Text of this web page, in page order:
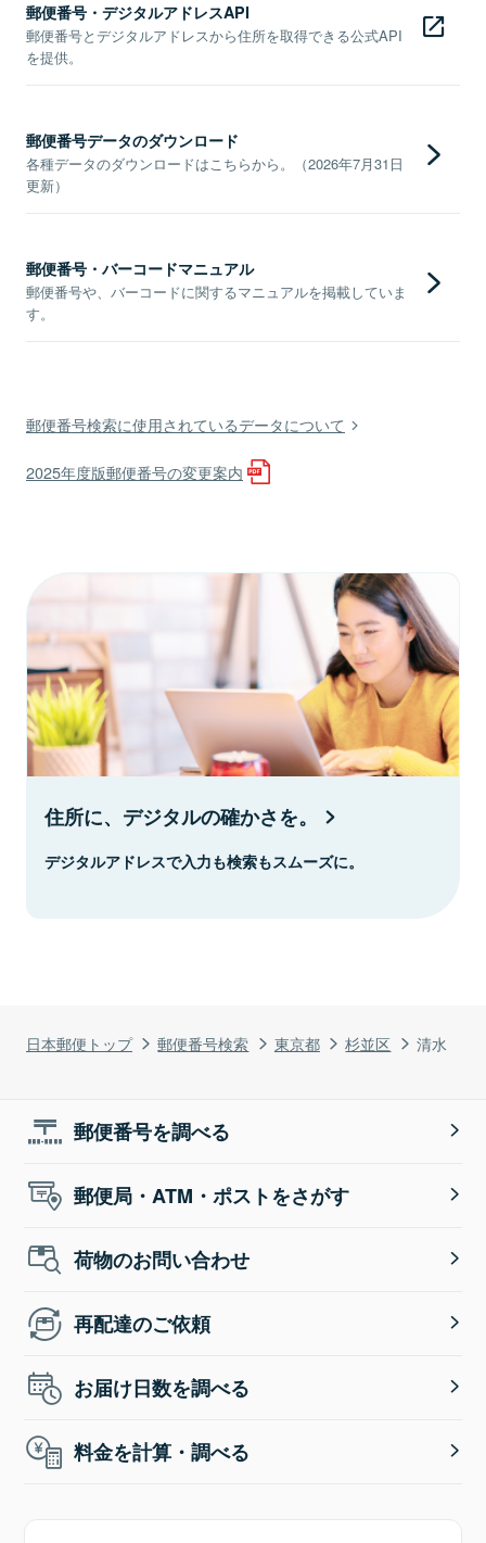
日本郵便トップ 郵便番号検索 東京都 杉並区 清水
郵便番号・デジタルアドレスAPI
郵便番号とデジタルアドレスから住所を取得できる公式API
を提供。
郵便番号データのダウンロード
各種データのダウンロードはこちらから。（2026年7月31日
更新）
郵便番号・バーコードマニュアル
郵便番号や、バーコードに関するマニュアルを掲載していま
す。
郵便番号検索に使用されているデータについて
2025年度版郵便番号の変更案内
住所に、デジタルの確かさを。
デジタルアドレスで入力も検索もスムーズに。
郵便番号を調べる
郵便局・ATM・ポストをさがす
荷物のお問い合わせ
再配達のご依頼
お届け日数を調べる
料金を計算・調べる